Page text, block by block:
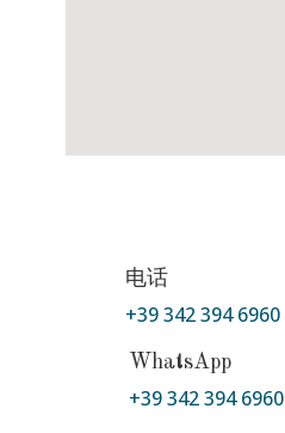
电话
+39 342 394 6960
WhatsApp
+39 342 394 6960